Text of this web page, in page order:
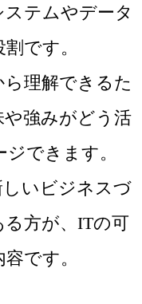
テムやデータ
です。
理解できるた
や強みがどう活
できます。
いビジネスづ
る方が、ITの可
です。